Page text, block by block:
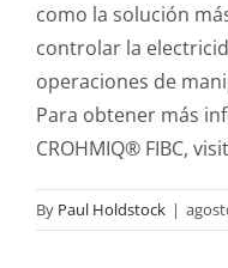
como la solución
controlar la
operaciones de
Para obtener más
CROHMIQ® FIBC,
By Paul Holdstock |